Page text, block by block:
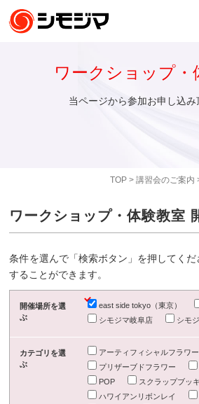
TOP> 講習会のご案内
ワークショップ・
当ページから参加お申し込み
ワークショップ・体験教室
条件を選んで「検索ボタン」を押してく
することができます。
開催場所を選
ぶ
east side tokyo（東京）
シモジマ岐阜店
シモ
カテゴリを選
ぶ
アーティフィシャルフラワー
プリザーブドフラワー
POP
スクラップブッ
ハワイアンリボンレイ